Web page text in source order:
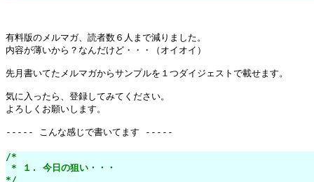
有料版のメルマガ、読者数６人まで減りました。
内容が薄いから？なんだけど・・・（オイオイ）
先月書いてたメルマガからサンプルを１つダイジェストで載せます。
気に入ったら、登録してみてください。
よろしくお願いします。
/*
* １. 今日の狙い・・・
*/